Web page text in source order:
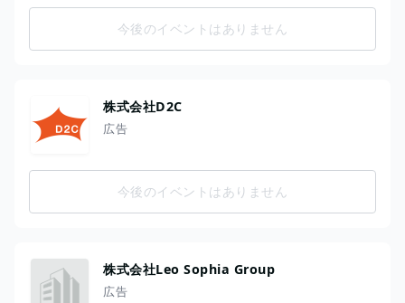
今後のイベントはありません
株式会社D2C
広告
今後のイベントはありません
株式会社Leo Sophia Group
広告